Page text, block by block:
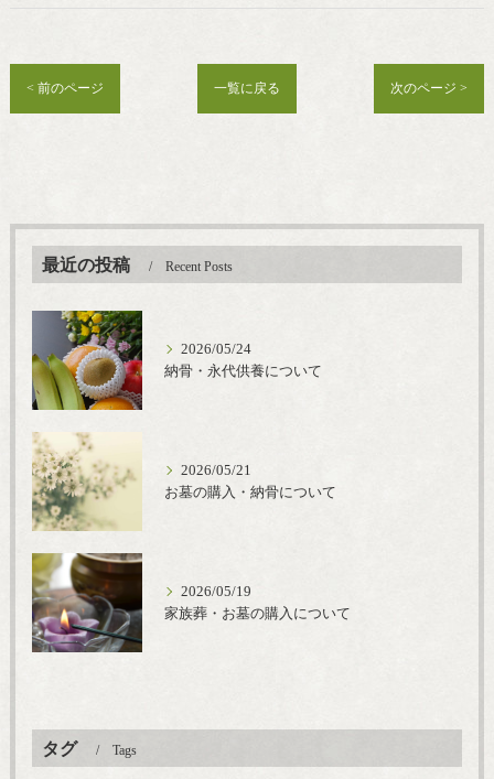
< 前のページ 一覧に戻る 次のページ >
最近の投稿 Recent Posts
2026/05/24
納骨・永代供養について
2026/05/21
お墓の購入・納骨について
2026/05/19
家族葬・お墓の購入について
タグ Tags